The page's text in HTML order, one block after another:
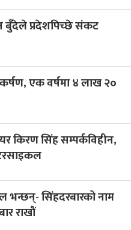
बुँदेले प्रदेशपिच्छे संकट
एक वर्षमा ४ लाख २०
किरण सिंह सम्पर्कविहीन,
भन्छन्- सिंहदरबारको नाम
राखौं